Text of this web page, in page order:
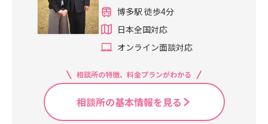
博多駅 徒歩4分
日本全国対応
オンライン面談対応
相談所の特徴、料金プランがわかる
相談所の基本情報を見る